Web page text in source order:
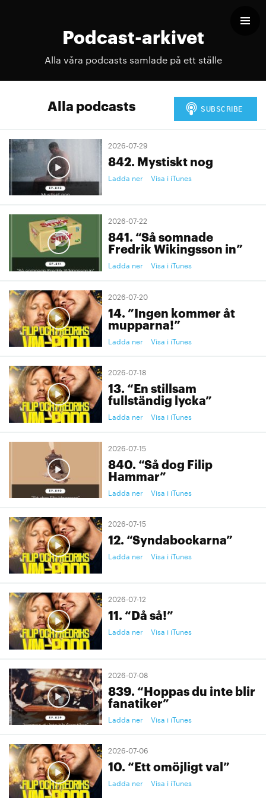
Podcast-arkivet
Alla våra podcasts samlade på ett ställe
Alla podcasts
2026-07-29
842. Mystiskt nog
Ladda ner Visa i iTunes
2026-07-22
841. “Så somnade
Fredrik Wikingsson in”
Ladda ner Visa i iTunes
2026-07-20
14. ”Ingen kommer åt
mupparna!”
Ladda ner Visa i iTunes
2026-07-18
13. “En stillsam
fullständig lycka”
Ladda ner Visa i iTunes
2026-07-15
840. “Så dog Filip
Hammar”
Ladda ner Visa i iTunes
2026-07-15
12. “Syndabockarna”
Ladda ner Visa i iTunes
2026-07-12
11. “Då så!”
Ladda ner Visa i iTunes
2026-07-08
839. “Hoppas du inte blir
fanatiker”
Ladda ner Visa i iTunes
2026-07-06
10. “Ett omöjligt val”
Ladda ner Visa i iTunes